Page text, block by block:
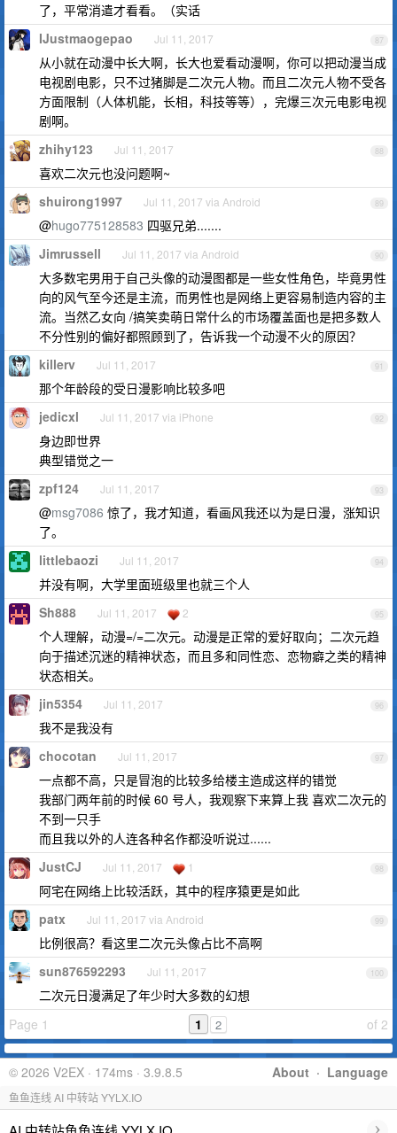
了，平常消遣才看看。（实话
87
IJustmaogepao Jul 11, 2017
从小就在动漫中长大啊，长大也爱看动漫啊，你可以把动漫当成
电视剧电影，只不过猪脚是二次元人物。而且二次元人物不受各
方面限制（人体机能，长相，科技等等），完爆三次元电影电视
剧啊。
88
zhihy123 Jul 11, 2017
喜欢二次元也没问题啊~
89
shuirong1997 Jul 11, 2017 via Android
@hugo775128583 四驱兄弟.......
90
Jimrussell Jul 11, 2017 via Android
大多数宅男用于自己头像的动漫图都是一些女性角色，毕竟男性
向的风气至今还是主流，而男性也是网络上更容易制造内容的主
流。当然乙女向 /搞笑卖萌日常什么的市场覆盖面也是把多数人
不分性别的偏好都照顾到了，告诉我一个动漫不火的原因？
91
killerv Jul 11, 2017
那个年龄段的受日漫影响比较多吧
92
jedicxl Jul 11, 2017 via iPhone
身边即世界
典型错觉之一
93
zpf124 Jul 11, 2017
@msg7086 惊了，我才知道，看画风我还以为是日漫，涨知识
了。
94
littlebaozi Jul 11, 2017
并没有啊，大学里面班级里也就三个人
95
Sh888 Jul 11, 2017 2
个人理解，动漫=/=二次元。动漫是正常的爱好取向；二次元趋
向于描述沉迷的精神状态，而且多和同性恋、恋物癖之类的精神
状态相关。
96
jin5354 Jul 11, 2017
我不是我没有
97
chocotan Jul 11, 2017
一点都不高，只是冒泡的比较多给楼主造成这样的错觉
我部门两年前的时候 60 号人，我观察下来算上我 喜欢二次元的
不到一只手
而且我以外的人连各种名作都没听说过......
98
JustCJ Jul 11, 2017 1
阿宅在网络上比较活跃，其中的程序猿更是如此
99
patx Jul 11, 2017 via Android
比例很高？看这里二次元头像占比不高啊
100
sun876592293 Jul 11, 2017
二次元日漫满足了年少时大多数的幻想
Page 1
of 2
1 2
About · Language
© 2026 V2EX · 174ms · 3.9.8.5
鱼鱼连线 AI 中转站 YYLX.IO
›